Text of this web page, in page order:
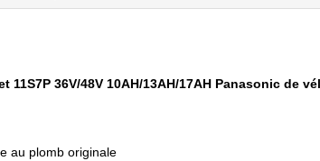
11S7P 36V/48V 10AH/13AH/17AH Panasonic de
au plomb originale